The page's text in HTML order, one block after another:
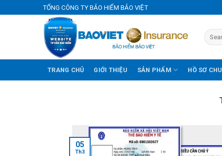
to
TỔNG CÔNG TY BẢO HIỂM BẢO VIỆT
TRANG CHỦ GIỚI THIỆU SẢN PHẨM HỒ SƠ
05
Th3